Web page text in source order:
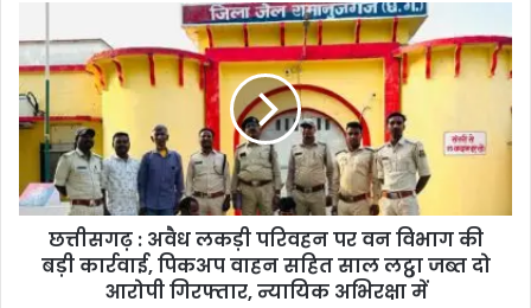
छत्तीसगढ़ : अवैध लकड़ी परिवहन पर वन विभाग की
बड़ी कार्रवाई, पिकअप वाहन सहित साल लट्ठा जब्त दो
आरोपी गिरफ्तार, न्यायिक अभिरक्षा में